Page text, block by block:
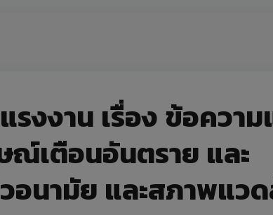
รงงาน เรื่อง ข้อควา
ณ์เตือนอันตราย และ
อนามัย และสภาพแวด